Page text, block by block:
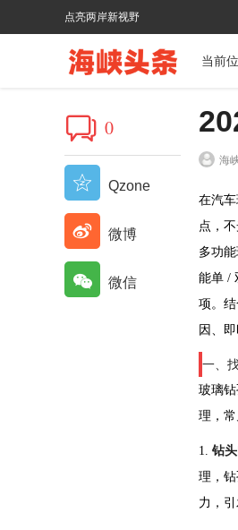
点亮两岸新视野
当前
海
在汽
点，
多功
能单 /
项。
因、
一、
玻璃
理，常
1. 钻
理，
力，引
0
Qzone
微博
微信